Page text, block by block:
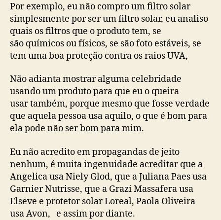
Por exemplo, eu não compro um filtro solar
simplesmente por ser um filtro solar, eu analiso
quais os filtros que o produto tem, se
são químicos ou físicos, se são foto estáveis, se
tem uma boa proteção contra os raios UVA,
Não adianta mostrar alguma celebridade
usando um produto para que eu o queira
usar também, porque mesmo que fosse verdade
que aquela pessoa usa aquilo, o que é bom para
ela pode não ser bom para mim.
Eu não acredito em propagandas de jeito
nenhum, é muita ingenuidade acreditar que a
Angelica usa Niely Glod, que a Juliana Paes usa
Garnier Nutrisse, que a Grazi Massafera usa
Elseve e protetor solar Loreal, Paola Oliveira
usa Avon, e assim por diante.